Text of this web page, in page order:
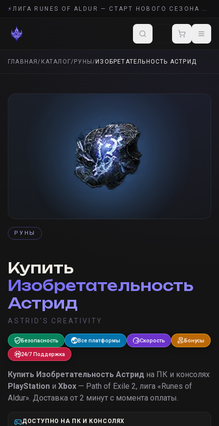
⚡ ЛИГА RUNES OF ALDUR — СТАРТ НОВОГО СЕЗОНА POE 2
ГЛАВНАЯ/ КАТАЛОГ/ РУНЫ/ ИЗОБРЕТАТЕЛЬНОСТЬ АСТРИД
РУНЫ
Купить
Изобретательность
Астрид
ASTRID'S CREATIVITY
Безопасность Все платформы Скорость Бонусы
24/7 Поддержка
Купить Изобретательность Астрид на ПК и консолях
PlayStation и Xbox — Path of Exile 2, лига «Runes of
Aldur». Доставка от 2 минут с момента оплаты.
ДОСТУПНО НА ПК И КОНСОЛЯХ